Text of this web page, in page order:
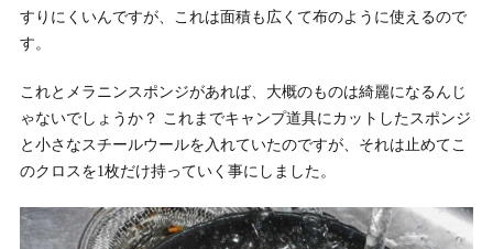
すりにくいんですが、これは面積も広くて布のように使えるので
す。
これとメラニンスポンジがあれば、大概のものは綺麗になるんじ
ゃないでしょうか？ これまでキャンプ道具にカットしたスポンジ
と小さなスチールウールを入れていたのですが、それは止めてこ
のクロスを1枚だけ持っていく事にしました。